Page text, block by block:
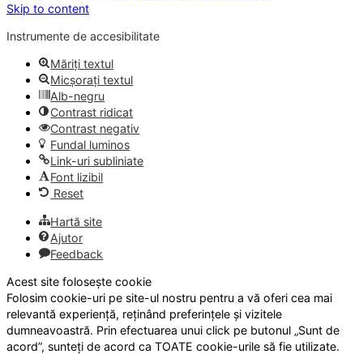
Skip to content
Instrumente de accesibilitate
Măriți textul
Micșorați textul
Alb-negru
Contrast ridicat
Contrast negativ
Fundal luminos
Link-uri subliniate
Font lizibil
Reset
Hartă site
Ajutor
Feedback
Acest site folosește cookie
Folosim cookie-uri pe site-ul nostru pentru a vă oferi cea mai
relevantă experiență, reținând preferințele și vizitele
dumneavoastră. Prin efectuarea unui click pe butonul „Sunt de
acord”, sunteți de acord ca TOATE cookie-urile să fie utilizate.